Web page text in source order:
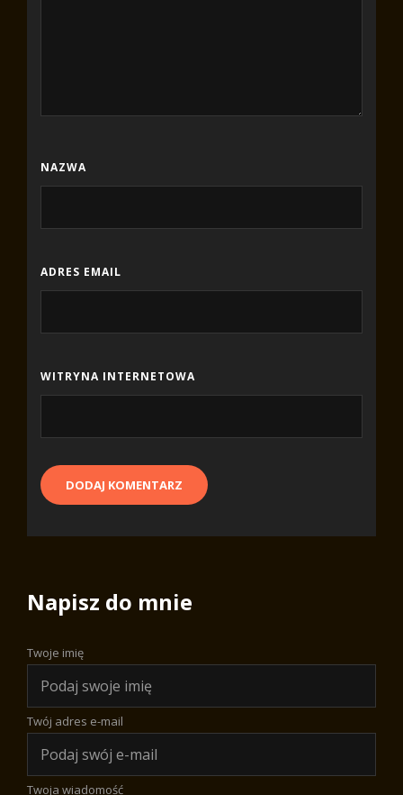
NAZWA
ADRES EMAIL
WITRYNA INTERNETOWA
Napisz do mnie
Twoje imię
Twój adres e-mail
Twoja wiadomość